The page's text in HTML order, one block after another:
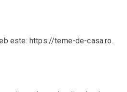
este: https://teme-de-casa.ro.